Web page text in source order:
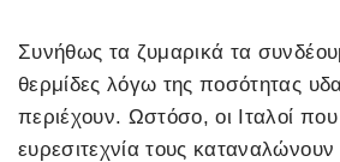
Συνήθως τα ζυμαρικά τα
θερμίδες λόγω της ποσότητας
περιέχουν. Ωστόσο, οι Ιταλοί που
ευρεσιτεχνία τους